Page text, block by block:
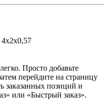
Просто добавьте
перейдите на страницу
заказанных позиций и
или «Быстрый заказ».